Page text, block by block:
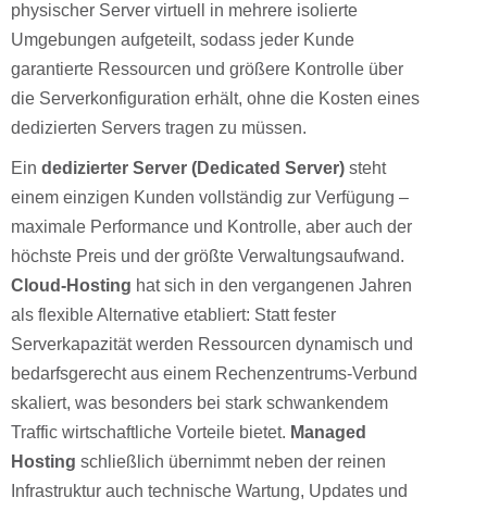
physischer Server virtuell in mehrere isolierte
Umgebungen aufgeteilt, sodass jeder Kunde
garantierte Ressourcen und größere Kontrolle über
die Serverkonfiguration erhält, ohne die Kosten eines
dedizierten Servers tragen zu müssen.
Ein dedizierter Server (Dedicated Server) steht
einem einzigen Kunden vollständig zur Verfügung –
maximale Performance und Kontrolle, aber auch der
höchste Preis und der größte Verwaltungsaufwand.
Cloud-Hosting hat sich in den vergangenen Jahren
als flexible Alternative etabliert: Statt fester
Serverkapazität werden Ressourcen dynamisch und
bedarfsgerecht aus einem Rechenzentrums-Verbund
skaliert, was besonders bei stark schwankendem
Traffic wirtschaftliche Vorteile bietet. Managed
Hosting schließlich übernimmt neben der reinen
Infrastruktur auch technische Wartung, Updates und